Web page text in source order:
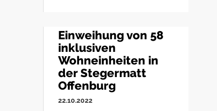
Einweihung von 58
inklusiven
Wohneinheiten in
der Stegermatt
Offenburg
22.10.2022